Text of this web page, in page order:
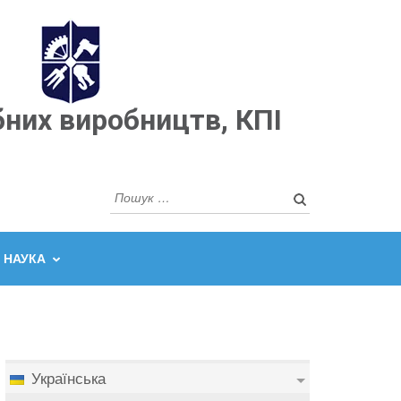
виробництв, КПІ
Пошук:
НАУКА
Українська